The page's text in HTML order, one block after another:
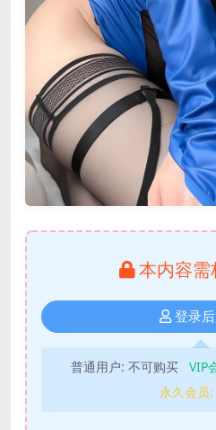
本内容
登录
普通用户: 不可购买 VIP
永久会员: